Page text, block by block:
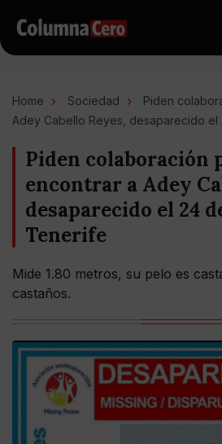
Home Sociedad
Piden
Adey Cabello Reyes, desaparecido
Piden colaboración
encontrar a Adey
desaparecido el 24
Tenerife
Mide 1.80 metros, su pelo es
castaños.